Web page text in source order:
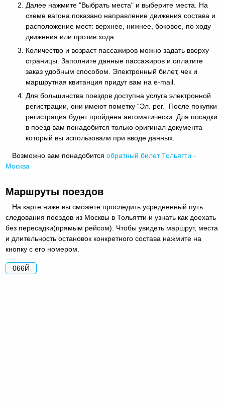
Далее нажмите "Выбрать места" и выберите места. На
схеме вагона показано направление движения состава и
расположение мест: верхнее, нижнее, боковое, по ходу
движения или против хода.
Количество и возраст пассажиров можно задать вверху
страницы. Заполните данные пассажиров и оплатите
заказ удобным способом. Электронный билет, чек и
маршрутная квитанция придут вам на e-mail.
Для большинства поездов доступна услуга электронной
регистрации, они имеют пометку “Эл. рег.” После покупки
регистрация будет пройдена автоматически. Для посадки
в поезд вам понадобится только оригинал документа
который вы использовали при вводе данных.
Возможно вам понадобитсяобратный билет Тольятти -
Москва
Маршруты поездов
На карте ниже вы сможете проследить усредненный путь
следования поездов из Москвы в Тольятти и узнать как доехать
без пересадки(прямым рейсом). Чтобы увидеть маршрут, места
и длительность остановок конкретного состава нажмите на
кнопку с его номером.
066Й